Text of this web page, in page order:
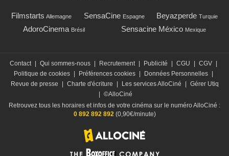
Filmstarts Allemagne SensaCine Espagne Beyazperde Turquie
AdoroCinema Brésil Sensacine México Mexique
Contact Qui sommes-nous Recrutement Publicité CGU CGV
Politique de cookies
Préférences cookies Données Personnelles
Revue de presse
Charte d'écriture Les services AlloCiné
Gérer Utiq
©AlloCiné
Retrouvez tous les horaires et infos de votre cinéma sur le numéro AlloCiné :
0 892 892 892(0,90€/minute)